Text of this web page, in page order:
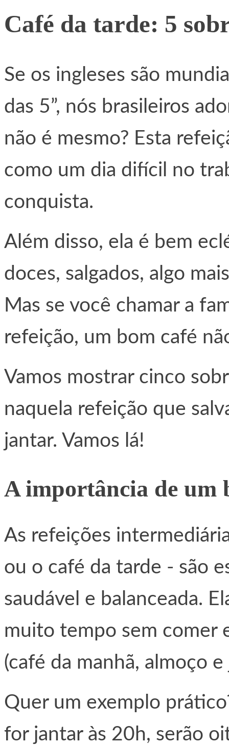
Café da tarde: 5
Se os ingleses são
das 5”, nós brasileiros
não é mesmo? Esta
como um dia difícil no
conquista.
Além disso, ela é bem
doces, salgados, algo
Mas se você chamar a
refeição, um bom café
Vamos mostrar cinco
naquela refeição que
jantar. Vamos lá!
A importância de um
As refeições
ou o café da tarde - são
saudável e balanceada.
muito tempo sem comer
(café da manhã, almoço e
Quer um exemplo
for jantar às 20h, serão